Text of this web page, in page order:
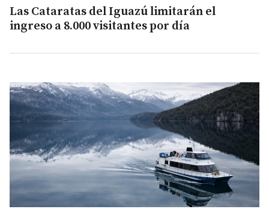
Las Cataratas del Iguazú limitarán el
ingreso a 8.000 visitantes por día